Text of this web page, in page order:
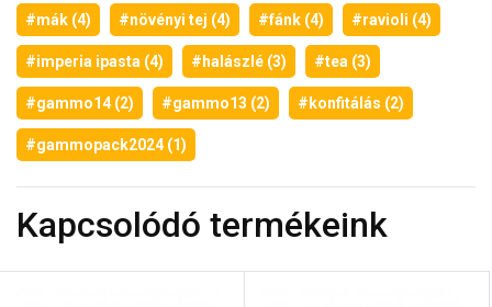
#mák (4) #növényi tej (4) #fánk (4) #ravioli (4)
#imperia ipasta (4) #halászlé (3) #tea (3)
#gammo14 (2) #gammo13 (2) #konfitálás (2)
#gammopack2024 (1)
Kapcsolódó termékeink